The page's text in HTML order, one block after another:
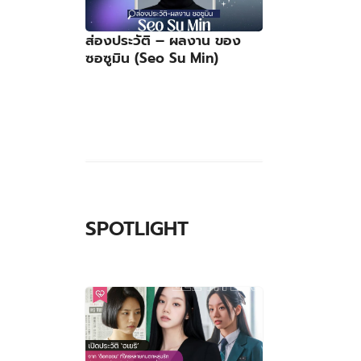
ส่องประวัติ – ผลงาน ของ
ซอซูมิน (Seo Su Min)
SPOTLIGHT